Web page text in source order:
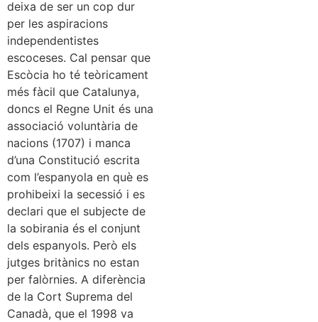
deixa de ser un cop dur
per les aspiracions
independentistes
escoceses. Cal pensar que
Escòcia ho té teòricament
més fàcil que Catalunya,
doncs el Regne Unit és una
associació voluntària de
nacions (1707) i manca
d’una Constitució escrita
com l’espanyola en què es
prohibeixi la secessió i es
declari que el subjecte de
la sobirania és el conjunt
dels espanyols. Però els
jutges britànics no estan
per falòrnies. A diferència
de la Cort Suprema del
Canadà, que el 1998 va